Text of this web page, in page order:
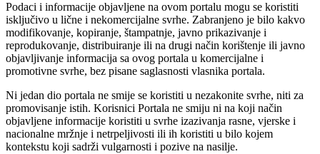
Podaci i informacije objavljene na ovom portalu mogu se koristiti
isključivo u lične i nekomercijalne svrhe. Zabranjeno je bilo kakvo
modifikovanje, kopiranje, štampatnje, javno prikazivanje i
reprodukovanje, distribuiranje ili na drugi način korištenje ili javno
objavljivanje informacija sa ovog portala u komercijalne i
promotivne svrhe, bez pisane saglasnosti vlasnika portala.
Ni jedan dio portala ne smije se koristiti u nezakonite svrhe, niti za
promovisanje istih. Korisnici Portala ne smiju ni na koji način
objavljene informacije koristiti u svrhe izazivanja rasne, vjerske i
nacionalne mržnje i netrpeljivosti ili ih koristiti u bilo kojem
kontekstu koji sadrži vulgarnosti i pozive na nasilje.